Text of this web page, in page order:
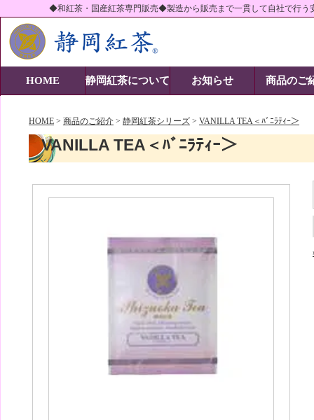
◆和紅茶・国産紅茶専門販売◆製造から販売まで一貫して自社で行う
HOME 静岡紅茶について お知らせ 商品のご
HOME > 商品のご紹介 > 静岡紅茶シリーズ > VANILLA TEA＜ﾊﾞﾆﾗﾃｨｰ＞
VANILLA TEA＜ﾊﾞﾆﾗﾃｨｰ＞